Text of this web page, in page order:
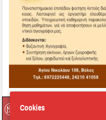
Σχολή
Cookies